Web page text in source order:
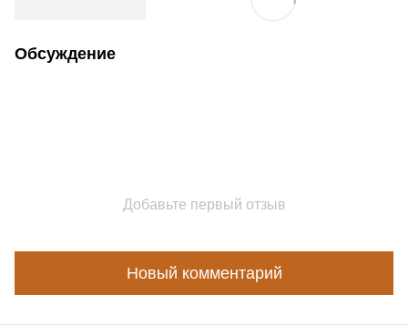
Обсуждение
Добавьте первый отзыв
Новый комментарий